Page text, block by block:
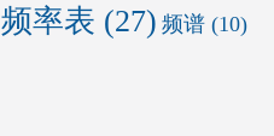
频率表 (27) 频谱(10)